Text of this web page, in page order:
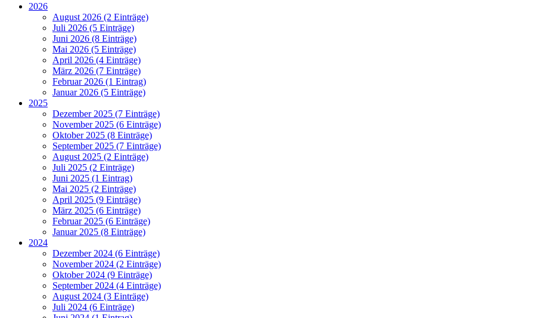
2026
August 2026 (2 Einträge)
Juli 2026 (5 Einträge)
Juni 2026 (8 Einträge)
Mai 2026 (5 Einträge)
April 2026 (4 Einträge)
März 2026 (7 Einträge)
Februar 2026 (1 Eintrag)
Januar 2026 (5 Einträge)
2025
Dezember 2025 (7 Einträge)
November 2025 (6 Einträge)
Oktober 2025 (8 Einträge)
September 2025 (7 Einträge)
August 2025 (2 Einträge)
Juli 2025 (2 Einträge)
Juni 2025 (1 Eintrag)
Mai 2025 (2 Einträge)
April 2025 (9 Einträge)
März 2025 (6 Einträge)
Februar 2025 (6 Einträge)
Januar 2025 (8 Einträge)
2024
Dezember 2024 (6 Einträge)
November 2024 (2 Einträge)
Oktober 2024 (9 Einträge)
September 2024 (4 Einträge)
August 2024 (3 Einträge)
Juli 2024 (6 Einträge)